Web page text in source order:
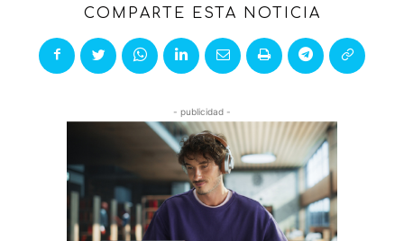
COMPARTE ESTA NOTICIA
- publicidad -